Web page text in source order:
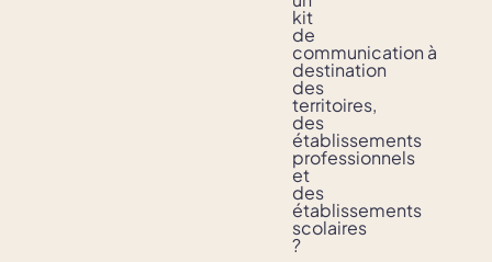
kit
de
communication à
destination
des
territoires,
des
établissements
professionnels
et
des
établissements
scolaires
?